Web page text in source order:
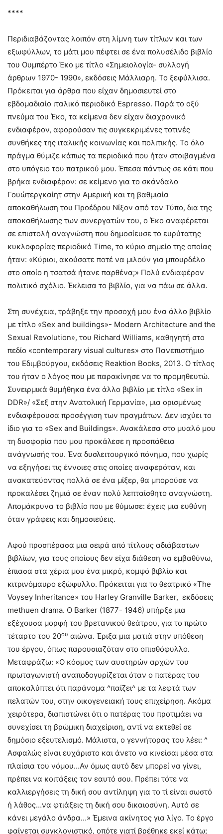
****
Περιδιαβάζοντας λοιπόν στη λίμνη των τίτλων και των
εξωφύλλων, το μάτι μου πέφτει σε ένα πολυσέλιδο βιβλίο
του Ουμπέρτο Έκο με τίτλο «Σημειολογία- συλλογή
άρθρων 1970- 1990», εκδόσεις Μάλλιαρη. Το ξεφύλλισα.
Πρόκειται για άρθρα που είχαν δημοσιευτεί στο
εβδομαδιαίο ιταλικό περιοδικό Espresso. Παρά το οξύ
πνεύμα του Έκο, τα κείμενα δεν είχαν διαχρονικό
ενδιαφέρον, αφορούσαν τις συγκεκριμένες τοτινές
συνθήκες της ιταλικής κοινωνίας και πολιτικής. Το όλο
πράγμα θύμιζε κάπως τα περιοδικά που ήταν στοιβαγμένα
στο υπόγειο του πατρικού μου. Έπεσα πάντως σε κάτι που
βρήκα ενδιαφέρον: σε κείμενο για το σκάνδαλο
Γουώτεργκαίητ στην Αμερική και τη βαθμιαία
αποκαθήλωση του Προέδρου Νίξον από τον Τύπο, δια της
αποκαθήλωσης των συνεργατών του, ο Έκο αναφέρεται
σε επιστολή αναγνώστη που δημοσίευσε το ευρύτατης
κυκλοφορίας περιοδικό Time, το κύριο σημείο της οποίας
ήταν: «Κύριοι, ακούσατε ποτέ να μιλούν για μπουρδέλο
στο οποίο η τσατσά ήτανε παρθένα;» Πολύ ενδιαφέρον
πολιτικό σχόλιο. Έκλεισα το βιβλίο, για να πάω σε άλλα.
Στη συνέχεια, τράβηξε την προσοχή μου ένα άλλο βιβλίο
με τίτλο «Sex and buildings»- Modern Architecture and the
Sexual Revolution», του Richard Williams, καθηγητή στο
πεδίο «contemporary visual cultures» στο Πανεπιστήμιο
του Εδιμβούργου, εκδόσεις Reaktion Books, 2013. Ο τίτλος
του ήταν ο λόγος που με παρακίνησε να το προμηθευτώ.
Συνειρμικά θυμήθηκα ένα άλλο βιβλίο με τίτλο «Sex in
DDR»/ «Σεξ στην Ανατολική Γερμανία», μια ορισμένως
ενδιαφέρουσα προσέγγιση των πραγμάτων. Δεν ισχύει το
ίδιο για το «Sex and Buildings». Ανακάλεσα στο μυαλό μου
τη δυσφορία που μου προκάλεσε η προσπάθεια
ανάγνωσής του. Ένα δυσλειτουργικό πόνημα, που χωρίς
να εξηγήσει τις έννοιες στις οποίες αναφερόταν, και
ανακατεύοντας πολλά σε ένα μίξερ, θα μπορούσε να
προκαλέσει ζημιά σε έναν πολύ λεπταίσθητο αναγνώστη.
Απομάκρυνα το βιβλίο που με θύμωσε: έχεις μια ευθύνη
όταν γράφεις και δημοσιεύεις.
Αφού προσπέρασα μια σειρά από τίτλους αδιάβαστων
βιβλίων, για τους οποίους δεν είχα διάθεση να εμβαθύνω,
έπιασα στα χέρια μου ένα μικρό, κομψό βιβλίο και
κιτρινόμαυρο εξώφυλλο. Πρόκειται για το θεατρικό «The
Voysey Inheritance» του Harley Granville Barker, εκδόσεις
methuen drama. Ο Barker (1877- 1946) υπήρξε μια
εξέχουσα μορφή του βρετανικού θεάτρου, για το πρώτο
τέταρτο του 20ου αιώνα. Έριξα μια ματιά στην υπόθεση
του έργου, όπως παρουσιαζόταν στο οπισθόφυλλο.
Μεταφράζω: «Ο κόσμος των αυστηρών αρχών του
πρωταγωνιστή αναποδογυρίζεται όταν ο πατέρας του
αποκαλύπτει ότι παράνομα ^παίζει^ με τα λεφτά των
πελατών του, στην οικογενειακή τους επιχείρηση. Ακόμα
χειρότερα, διαπιστώνει ότι ο πατέρας του προτιμάει να
συνεχίσει τη βρώμικη διαχείριση, αντί να εκτεθεί σε
δημόσιο εξευτελισμό. Μάλιστα, ο γεννήτορας του λέει: ^
Ασφαλώς είναι ευχάριστο και άνετο να κινείσαι μέσα στα
πλαίσια του νόμου…Αν όμως αυτό δεν μπορεί να γίνει,
πρέπει να κοιτάξεις τον εαυτό σου. Πρέπει τότε να
καλλιεργήσεις τη δική σου αντίληψη για το τί είναι σωστό
ή λάθος…να φτιάξεις τη δική σου δικαιοσύνη. Αυτό σε
κάνει μεγάλο άνδρα…» Έμεινα ακίνητος για λίγο. Το έργο
φαίνεται συγκλονιστικό, οπότε γιατί βρέθηκε εκεί κάτω;